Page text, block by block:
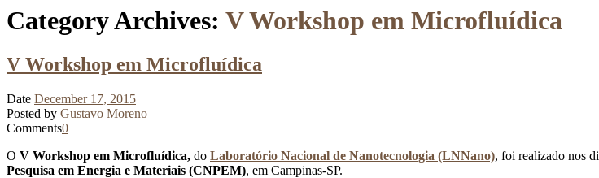
Category Archives: V Workshop em Microfluídica
V Workshop em Microfluídica
Date December 17, 2015
Posted by Gustavo Moreno
Comments0
O V Workshop em Microfluídica, do Laboratório Nacional de Nanotecnologia (LNNano), foi realizado nos
Pesquisa em Energia e Materiais (CNPEM), em Campinas-SP.